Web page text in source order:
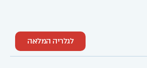
לגלריה המלאה